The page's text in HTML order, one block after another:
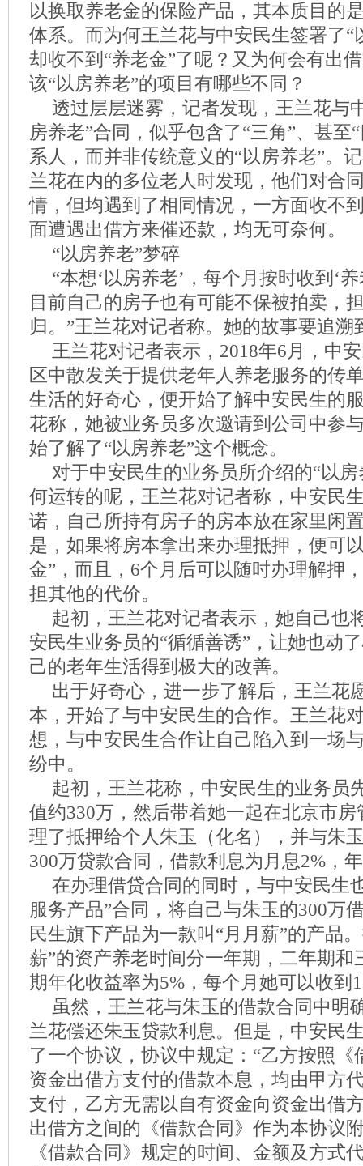
以换取养老金的保险产品，其本质目的
体系。而为何王兰花与中安民生签署了“
却收不到“养老金”了呢？又为何会有出
该“以房养老”的项目有哪些不同？
透过层层迷雾，记者发现，王兰花与
房养老”合同，似乎包含了“三角”、甚至
系人，而并非传统意义的“以房养老”。
兰花在内的多位老人时发现，他们对合
情，但均遇到了相同情况，一方面收不
面遭遇出借方来催还款，均无可奈何。
“以房养老”梦碎
“本想‘以房养老’，每个月按时收到‘
目前自己的房子也有可能不保被拍卖，
归。”王兰花对记者称。她的故事要追溯
王兰花对记者表示，2018年6月，中
区中散发关于提供老年人养老服务的传
生活的好奇心，便开始了解中安民生的
花称，她被业务员多次邀请到公司中参
始了解了“以房养老”这个概念。
对于中安民生的业务员所介绍的“以
何运转的呢，王兰花对记者称，中安民
诺，自己所持有房子的房本放在家里闲
是，如果将房本拿出来办理抵押，便可
金”，而且，6个月后可以随时办理解押
担其他的代价。
起初，王兰花对记者表示，她自己也
安民生业务员的“循循善诱”，让她也动
己的老年生活得到极大的改善。
出于好奇心，进一步了解后，王兰花
本，开始了与中安民生的合作。王兰花
想，与中安民生合作让自己陷入到一场
纷中。
起初，王兰花称，中安民生的业务员
值约330万，然后带着她一起在北京市
理了抵押给个人朱玉（化名），并与朱
300万贷款合同，借款利息为月息2%，
在办理借贷合同的同时，与中安民生
服务产品”合同，将自己与朱玉的300万
民生旗下产品为一款叫“月月薪”的产品
薪”的资产养老时间分一年期，二年期和
期年化收益率为5%，每个月她可以收到
虽然，王兰花与朱玉的借款合同中明
兰花偿还朱玉贷款利息。但是，中安民
了一个协议，协议中规定：“乙方按照《
资金出借方支付的借款本息，均由甲方
支付，乙方无需以自有资金向资金出借
出借方之间的《借款合同》作为本协议
《借款合同》规定的时间、金额及方式